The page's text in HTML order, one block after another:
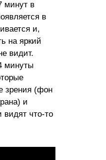
минут в
в
и,
на яркий
видит.
минуты
зрения (фон
и
видят что-то